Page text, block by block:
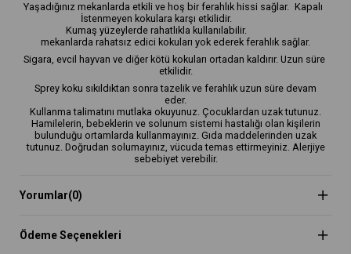
Yaşadığınız mekanlarda etkili ve hoş bir ferahlık hissi sağlar.
İstenmeyen kokulara karşı etkilidir.
Kumaş yüzeylerde rahatlıkla kullanılabilir.
Kapalı
mekanlarda rahatsız edici kokuları yok ederek ferahlık sağlar.
Sigara, evcil hayvan ve diğer kötü kokuları ortadan kaldırır. Uzun süre
etkilidir.
Sprey koku sıkıldıktan sonra tazelik ve ferahlık uzun süre devam
eder.
Kullanma talimatını mutlaka okuyunuz. Çocuklardan uzak tutunuz.
Hamilelerin, bebeklerin ve solunum sistemi hastalığı olan kişilerin
bulunduğu ortamlarda kullanmayınız. Gıda maddelerinden uzak
tutunuz. Doğrudan solumayınız, vücuda temas ettirmeyiniz. Alerjiye
sebebiyet verebilir.
aracınıza yeterli miktarda püskürtünüz. Daha sonra ortamı
havalandırınız. İşlem bitince şişeyi dik olarak saklayınız. Güneş
Yorumlar(0)
Ödeme Seçenekleri